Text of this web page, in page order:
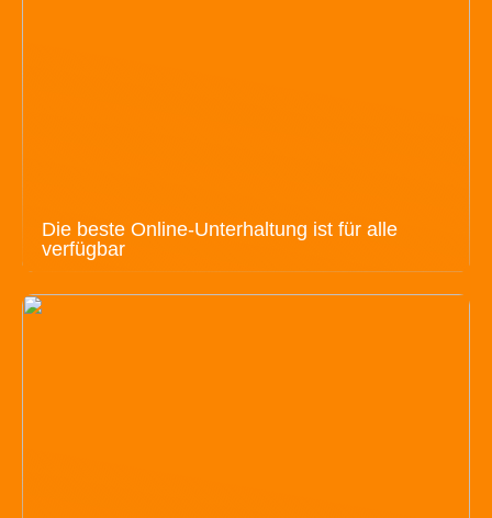
Die beste Online-Unterhaltung ist für alle
verfügbar